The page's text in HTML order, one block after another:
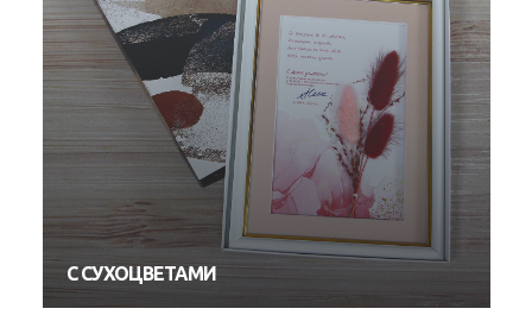
С СУХОЦВЕТАМИ